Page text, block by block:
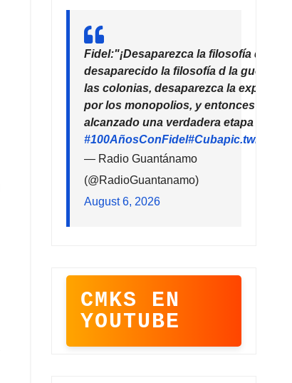
Fidel:"¡Desaparezca la filosofía del
desaparecido la filosofía d la guerra!
las colonias, desaparezca la
por los monopolios, y entonces la
alcanzado una verdadera etapa de
#100AñosConFidel#Cuba
— Radio Guantánamo
(@RadioGuantanamo)
August 6, 2026
CMKS EN
YOUTUBE